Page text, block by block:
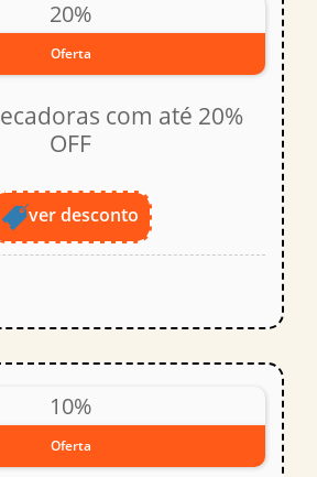
20%
Oferta
com até 20%
OFF
ver desconto
10%
Oferta